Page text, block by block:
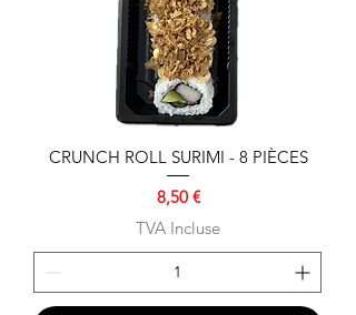
CRUNCH ROLL SURIMI - 8 PIÈCES
Prix
8,50 €
TVA Incluse